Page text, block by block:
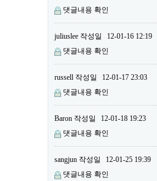
댓글내용 확인
juliuslee 작성일
12-01-16 12:19
댓글내용 확인
russell 작성일
12-01-17 23:03
댓글내용 확인
Baron 작성일
12-01-18 19:23
댓글내용 확인
sangjun 작성일
12-01-25 19:39
댓글내용 확인